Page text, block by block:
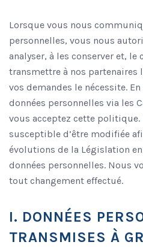
Lorsque vous nous
personnelles, vous nous
analyser, à les conserver et, le
transmettre à nos
vos demandes le nécessite.
données personnelles via les
vous acceptez cette
susceptible d’être modifiée
évolutions de la Législation
données personnelles. Nous
tout changement effectué.
I. DONNÉES
TRANSMISES À